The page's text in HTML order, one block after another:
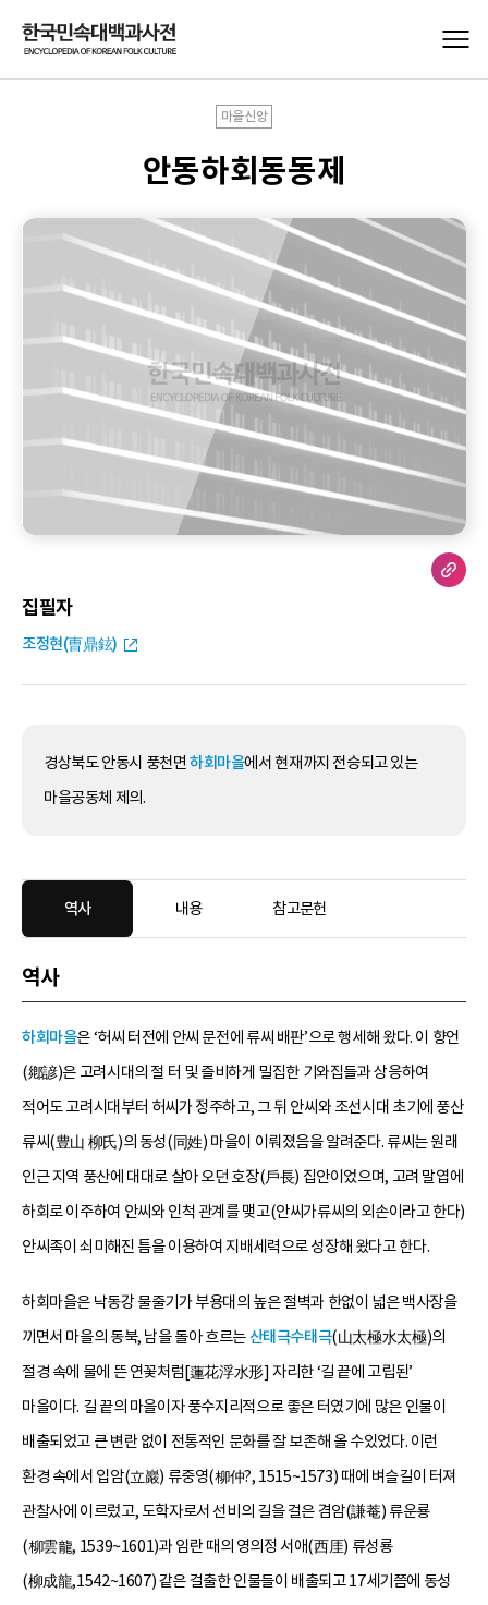
마을신앙
안동하회동동제
집필자
조정현(曺鼎鉉)
경상북도 안동시 풍천면하회마을에서 현재까지 전승되고 있는
마을공동체 제의.
역사 내용 참고문헌
역사
하회마을은 ‘허씨 터전에 안씨 문전에 류씨 배판’으로 행세해 왔다. 이 향언
(鄕諺)은 고려시대의 절 터 및 즐비하게 밀집한 기와집들과 상응하여
적어도 고려시대부터 허씨가 정주하고, 그 뒤 안씨와 조선시대 초기에 풍산
류씨(豊山 柳氏)의 동성(同姓) 마을이 이뤄졌음을 알려준다. 류씨는 원래
인근 지역 풍산에 대대로 살아 오던 호장(戶長) 집안이었으며, 고려 말엽에
하회로 이주하여 안씨와 인척 관계를 맺고(안씨가류씨의 외손이라고 한다)
안씨족이 쇠미해진 틈을 이용하여 지배세력으로 성장해 왔다고 한다.
하회마을은 낙동강 물줄기가 부용대의 높은 절벽과 한없이 넓은 백사장을
끼면서 마을의 동북, 남을 돌아 흐르는산태극수태극(山太極水太極)의
절경 속에 물에 뜬 연꽃처럼[蓮花浮水形] 자리한 ‘길 끝에 고립된’
마을이다. 길 끝의 마을이자 풍수지리적으로 좋은 터였기에 많은 인물이
배출되었고 큰 변란 없이 전통적인 문화를 잘 보존해 올 수있었다. 이런
환경 속에서 입암(立巖) 류중영(柳仲?, 1515~1573) 때에 벼슬길이 터져
관찰사에 이르렀고, 도학자로서 선비의 길을 걸은 겸암(謙菴) 류운룡
(柳雲龍, 1539~1601)과 임란 때의 영의정 서애(西厓) 류성룡
(柳成龍,1542~1607) 같은 걸출한 인물들이 배출되고 17세기쯤에 동성